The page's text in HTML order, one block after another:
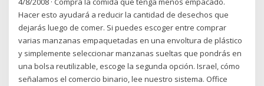
Hacer esto ayudará a reducir la cantidad de desechos que
dejarás luego de comer. Si puedes escoger entre comprar
varias manzanas empaquetadas en una envoltura de plástico
y simplemente seleccionar manzanas sueltas que pondrás en
una bolsa reutilizable, escoge la segunda opción. Israel, cómo
señalamos el comercio binario, lee nuestro sistema. Office